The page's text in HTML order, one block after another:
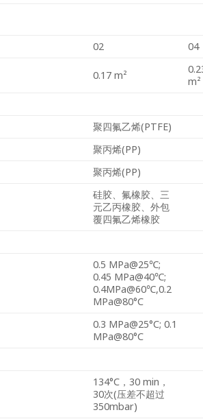
02 04
0.17 m²
m²
聚四氟乙烯(PTFE)
聚丙烯(PP)
聚丙烯(PP)
硅胶、氟橡胶、三
元乙丙橡胶、外包
覆四氟乙烯橡胶
0.5 MPa@25℃;
0.45 MPa@40℃;
0.4MPa@60℃,0.2
MPa@80°C
0.3 MPa@25°C; 0.1
MPa@80°C
134°C，30 min，
30次(压差不超过
350mbar)